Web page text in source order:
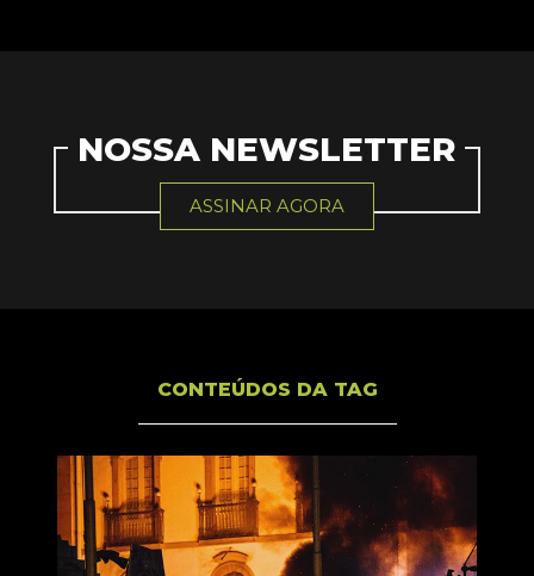
NOSSA NEWSLETTER
ASSINAR AGORA
CONTEÚDOS DA TAG